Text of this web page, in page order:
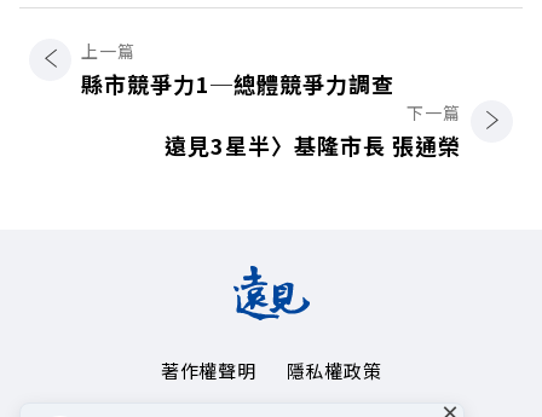
上一篇
縣市競爭力1─總體競爭力調查
下一篇
遠見3星半〉基隆市長 張通榮
著作權聲明
隱私權政策